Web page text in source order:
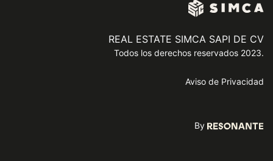
REAL ESTATE SIMCA SAPI DE CV
Todos los derechos reservados 2023.
Aviso de Privacidad
By